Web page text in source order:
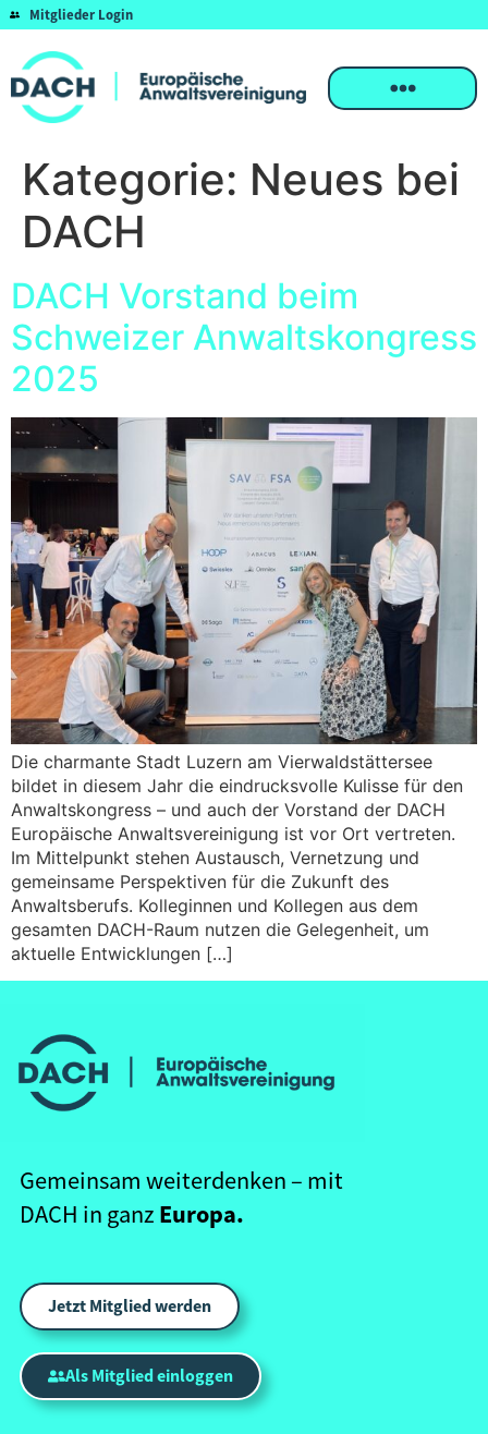
Mitglieder Login
Kategorie: Neues bei
DACH
DACH Vorstand beim
Schweizer Anwaltskongress
2025
Die charmante Stadt Luzern am Vierwaldstättersee
bildet in diesem Jahr die eindrucksvolle Kulisse für den
Anwaltskongress – und auch der Vorstand der DACH
Europäische Anwaltsvereinigung ist vor Ort vertreten.
Im Mittelpunkt stehen Austausch, Vernetzung und
gemeinsame Perspektiven für die Zukunft des
Anwaltsberufs. Kolleginnen und Kollegen aus dem
gesamten DACH-Raum nutzen die Gelegenheit, um
aktuelle Entwicklungen […]
Gemeinsam weiterdenken – mit
DACH in ganz Europa.
Jetzt Mitglied werden
Als Mitglied einloggen